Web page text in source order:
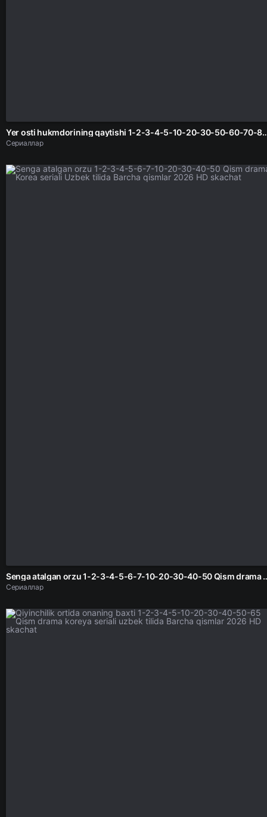
Yer osti hukmdorining qaytishi 1-2-3-4-5-10-20-30-50-60-70-
Сериаллар
Senga atalgan orzu 1-2-3-4-5-6-7-10-20-
Сериаллар